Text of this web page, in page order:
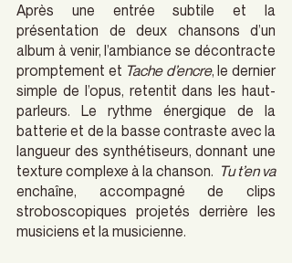
Après une entrée subtile et la
présentation de deux chansons d’un
album à venir, l’ambiance se décontracte
promptement et Tache d’encre, le dernier
simple de l’opus, retentit dans les haut-
parleurs. Le rythme énergique de la
batterie et de la basse contraste avec la
langueur des synthétiseurs, donnant une
texture complexe à la chanson. Tu t’en va
enchaîne, accompagné de clips
stroboscopiques projetés derrière les
musiciens et la musicienne.